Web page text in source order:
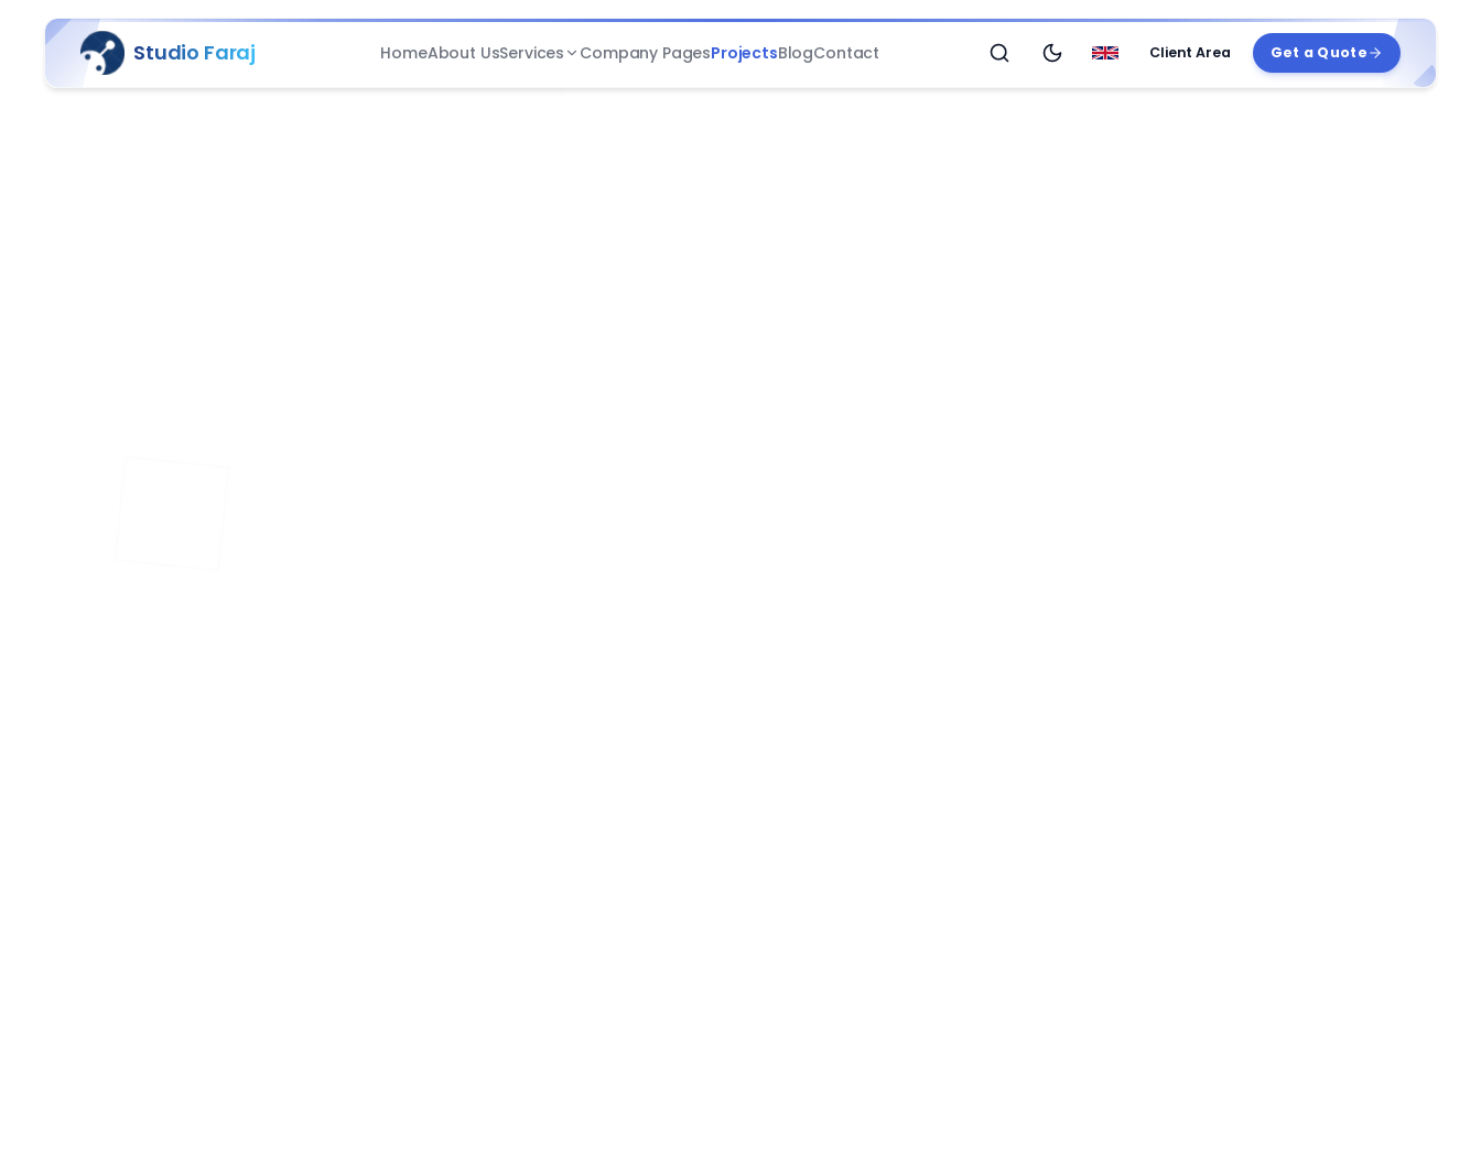
Studio Faraj HomeAbout UsServices Company PagesProjectsBlogContact SearchSwitch to dark theme
EnglishClient Area Get a Quote